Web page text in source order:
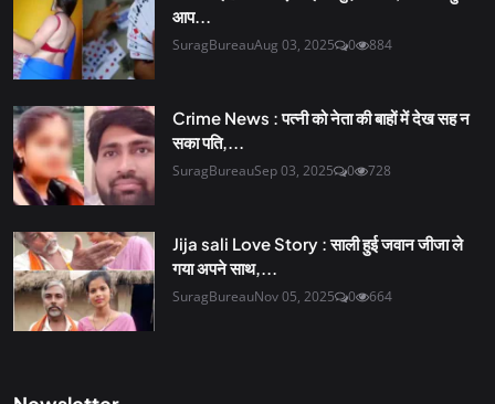
आप...
SuragBureauAug 03, 2025 0 884
Crime News : पत्नी को नेता की बाहों में देख सह न
सका पति,...
SuragBureauSep 03, 2025 0 728
Jija sali Love Story : साली हुई जवान जीजा ले
गया अपने साथ,...
SuragBureauNov 05, 2025 0 664